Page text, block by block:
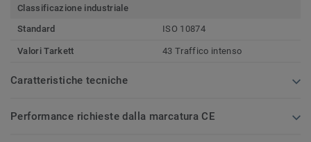
Classificazione industriale
Standard
ISO 10874
Valori Tarkett 43 Traffico intenso
Caratteristiche tecniche
Performance richieste dalla marcatura CE